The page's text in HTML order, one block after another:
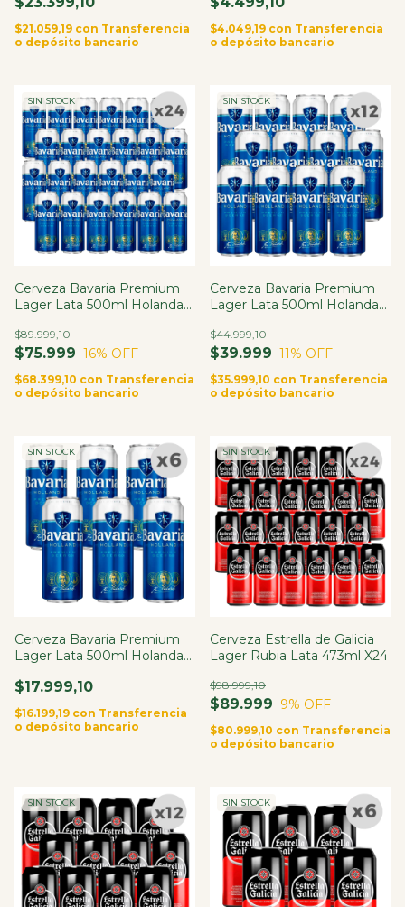
$21.059,19 con Transferencia
o depósito bancario
$4.049,19 con Transferencia
o depósito bancario
SIN STOCK
Cerveza Bavaria Premium
Lager Lata 500ml Holanda
$75.999
$89.999,10
16% OFF
$68.399,10 con Transferencia
o depósito bancario
SIN STOCK
Cerveza Bavaria Premium
Lager Lata 500ml Holanda
$39.999
$44.999,10
11% OFF
$35.999,10 con Transferencia
o depósito bancario
SIN STOCK
Cerveza Bavaria Premium
Lager Lata 500ml Holanda
$17.999,10
$16.199,19 con Transferencia
o depósito bancario
SIN STOCK
Cerveza Estrella de Galicia
Lager Rubia Lata 473ml X24
$89.999
$98.999,10
9% OFF
$80.999,10 con Transferencia
o depósito bancario
SIN STOCK SIN STOCK